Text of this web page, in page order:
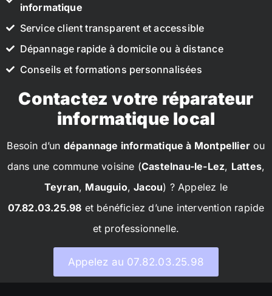
informatique
Service client transparent et accessible
Dépannage rapide à domicile ou à distance
Conseils et formations personnalisées
Contactez votre réparateur
informatique local
Besoin d’un dépannage informatique à Montpellier ou
dans une commune voisine (Castelnau-le-Lez, Lattes,
Teyran, Mauguio,Jacou) ? Appelez le
07.82.03.25.98 et bénéficiez d’une intervention rapide
et professionnelle.
Appelez au 07.82.03.25.98